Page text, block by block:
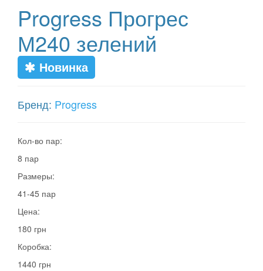
Progress Прогрес
М240 зелений
Новинка
Бренд: Progress
Кол-во пар:
8 пар
Размеры:
41-45 пар
Цена:
180 грн
Коробка:
1440 грн